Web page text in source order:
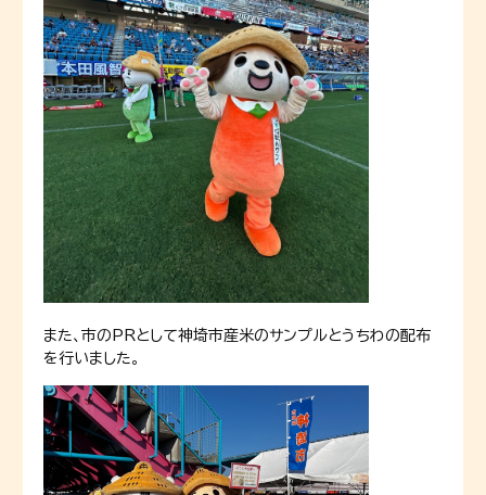
また、市のPRとして神埼市産米のサンプルとうちわの配布
を行いました。